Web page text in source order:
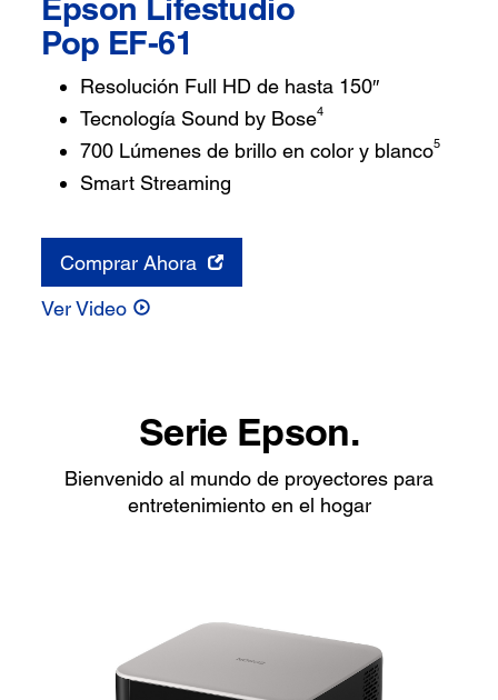
Epson Lifestudio
Pop EF-61
Resolución Full HD de hasta 150″
Tecnología Sound by Bose4
700 Lúmenes de brillo en color y blanco5
Smart Streaming
Comprar Ahora
Ver Video
Serie Epson.
Bienvenido al mundo de proyectores para
entretenimiento en el hogar